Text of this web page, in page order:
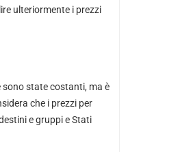
ulteriormente i prezzi
state costanti, ma è
che i prezzi per
e gruppi e Stati